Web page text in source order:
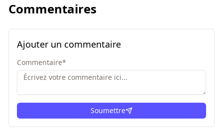
Commentaires
Ajouter un commentaire
Commentaire*
Soumettre